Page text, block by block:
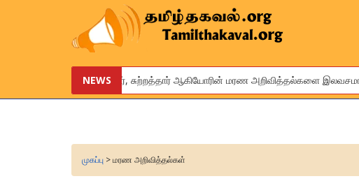
NEWS
உங்கள் உறவினர், நண்பர், சுற்றத்தார் ஆகியோரின் மரண அறிவித்தல்களை
We are pleased to provide this service to announce the obituaries of
முகப்பு > மரண அறிவித்தல்கள்